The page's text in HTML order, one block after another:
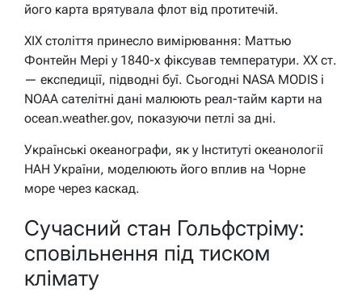
його карта врятувала флот від протитечій.
XIX століття принесло вимірювання: Маттью
Фонтейн Мері у 1840-х фіксував температури. XX ст.
— експедиції, підводні буї. Сьогодні NASA MODIS і
NOAA сателітні дані малюють реал-тайм карти на
ocean.weather.gov, показуючи петлі за дні.
Українські океанографи, як у Інституті океанології
НАН України, моделюють його вплив на Чорне
море через каскад.
Сучасний стан Гольфстріму:
сповільнення під тиском
клімату